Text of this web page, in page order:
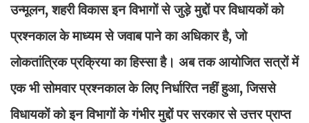
उन्मूलन, शहरी विकास इन विभागों से जुड़े मुद्दों पर विधायकों को
प्रश्नकाल के माध्यम से जवाब पाने का अधिकार है, जो
लोकतांत्रिक प्रक्रिया का हिस्सा है। अब तक आयोजित सत्रों में
एक भी सोमवार प्रश्नकाल के लिए निर्धारित नहीं हुआ, जिससे
विधायकों को इन विभागों के गंभीर मुद्दों पर सरकार से उत्तर प्राप्त